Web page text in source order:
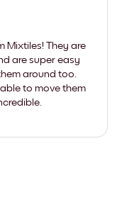
Mixtiles! They are
are super easy
around too.
to move them